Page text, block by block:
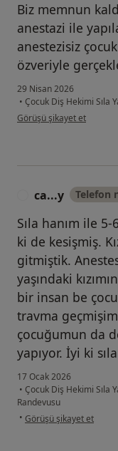
Biz memnun
anestazi ile
anestezisiz
özveriyle
29 Nisan 2026
• Çocuk Diş Hekimi Sıla
kullanıcının görüşüne
Görüşü şikayet et
ca...y Telefon
Sıla hanım ile
ki de kesişmiş.
gitmiştik.
yaşındaki
bir insan be
travma
çocuğumun da
yapıyor. İyi ki
17 Ocak 2026
• Çocuk Diş Hekimi Sıla
Randevusu
• kullanıcının görüşüne
Görüşü şikayet et